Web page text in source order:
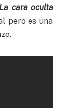
La cara oculta
pero es una